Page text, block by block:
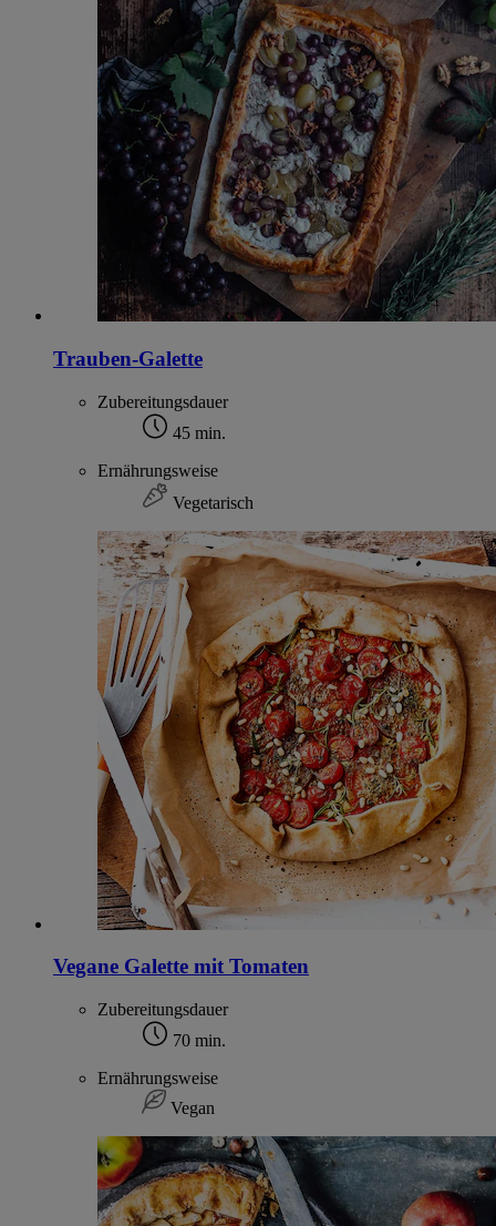
Trauben-Galette
Zubereitungsdauer
45 min.
Ernährungsweise
Vegetarisch
Vegane Galette mit Tomaten
Zubereitungsdauer
70 min.
Ernährungsweise
Vegan